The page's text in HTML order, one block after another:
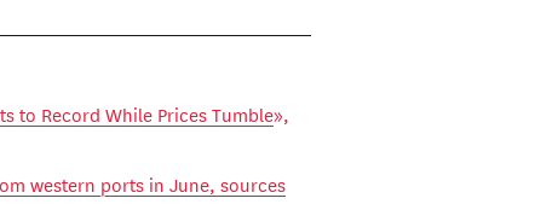
to Record While Prices Tumble»,
western ports in June, sources